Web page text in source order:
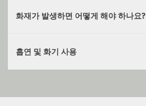
화재가 발생하면 어떻게 해야 하나요?
흡연 및 화기 사용